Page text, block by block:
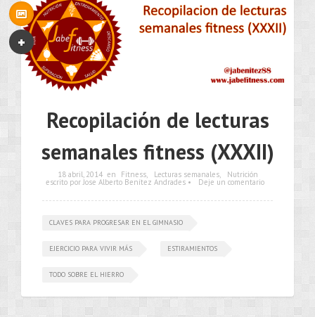
Recopilación de lecturas
semanales fitness (XXXII)
18 abril, 2014 en Fitness, Lecturas semanales, Nutrición
escrito por Jose Alberto Benítez Andrades • Deje un comentario
CLAVES PARA PROGRESAR EN EL GIMNASIO
EJERCICIO PARA VIVIR MÁS ESTIRAMIENTOS
TODO SOBRE EL HIERRO